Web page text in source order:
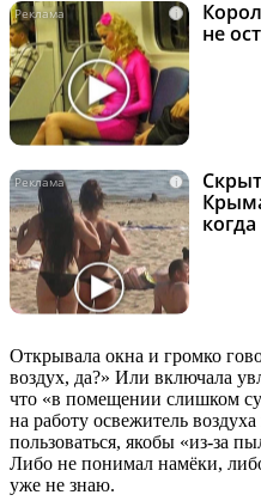
i
не
i
Открывала окна и громко
воздух, да?» Или включала
что «в помещении слишком
на работу освежитель
пользоваться, якобы «из-за
Либо не понимал намёки,
уже не знаю.